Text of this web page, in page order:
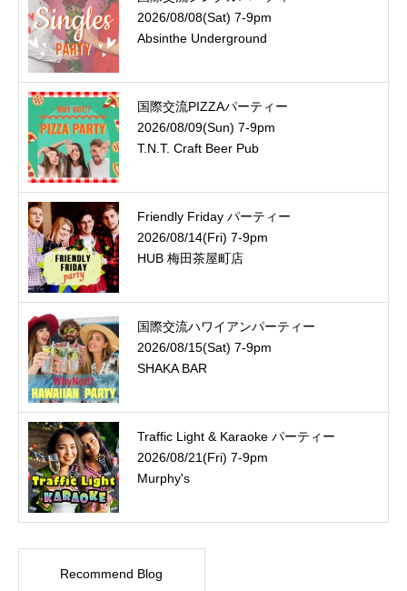
2026/08/08(Sat) 7-9pm
Absinthe Underground
国際交流PIZZAパーティー
2026/08/09(Sun) 7-9pm
T.N.T. Craft Beer Pub
Friendly Friday パーティー
2026/08/14(Fri) 7-9pm
HUB 梅田茶屋町店
国際交流ハワイアンパーティー
2026/08/15(Sat) 7-9pm
SHAKA BAR
Traffic Light & Karaoke パーティー
2026/08/21(Fri) 7-9pm
Murphy's
Recommend Blog